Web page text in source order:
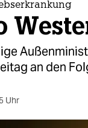
an den
Uhr